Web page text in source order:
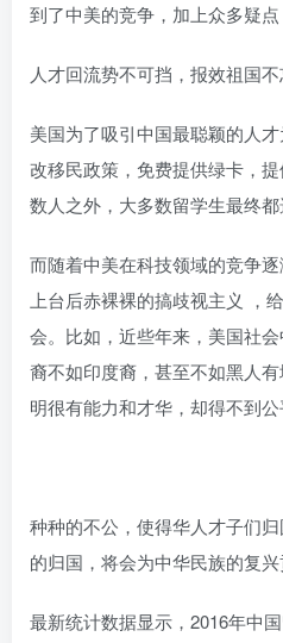
到了中美的竞争，加上众多疑点
人才回流势不可挡，报效祖国
美国为了吸引中国最聪颖的人
改移民政策，免费提供绿卡，
数人之外，大多数留学生最终
而随着中美在科技领域的竞争
上台后赤裸裸的搞歧视主义 ，
会。比如，近些年来，美国社
裔不如印度裔，甚至不如黑人
明很有能力和才华，却得不到公
种种的不公，使得华人才子们
的归国，将会为中华民族的复
最新统计数据显示，2016年中